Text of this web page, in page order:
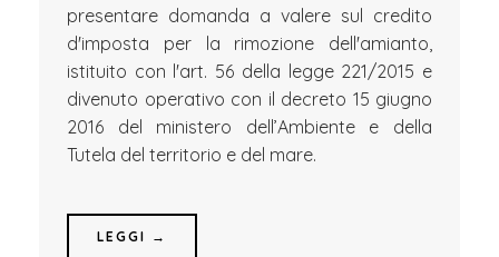
presentare domanda a valere sul credito
d'imposta per la rimozione dell'amianto,
istituito con l'art. 56 della legge 221/2015 e
divenuto operativo con il decreto 15 giugno
2016 del ministero dell’Ambiente e della
Tutela del territorio e del mare.
LEGGI →